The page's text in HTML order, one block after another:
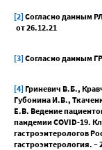
[2] Согласно данным
от 26.12.21
[3] Согласно данным
[4] Гриневич В.Б.,
Губонина И.В.,
Е.В. Ведение
пандемии COVID-19.
гастроэнтерологов
гастроэнтерология. –